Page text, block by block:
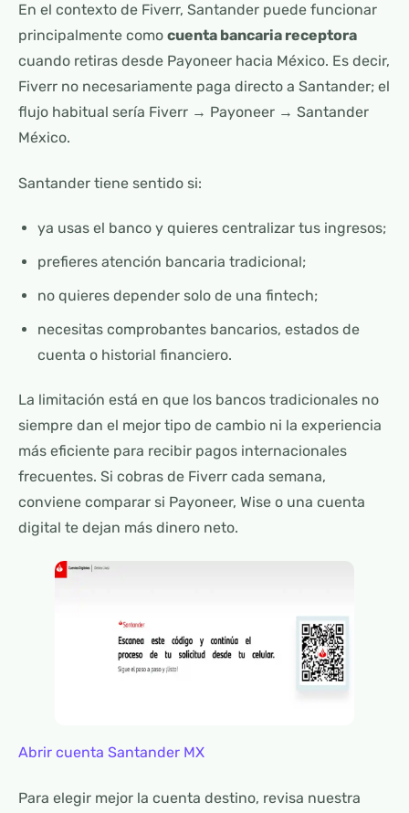
En el contexto de Fiverr, Santander puede funcionar
principalmente como cuenta bancaria receptora
cuando retiras desde Payoneer hacia México. Es decir,
Fiverr no necesariamente paga directo a Santander; el
flujo habitual sería Fiverr → Payoneer → Santander
México.
Santander tiene sentido si:
ya usas el banco y quieres centralizar tus ingresos;
prefieres atención bancaria tradicional;
no quieres depender solo de una fintech;
necesitas comprobantes bancarios, estados de
cuenta o historial financiero.
La limitación está en que los bancos tradicionales no
siempre dan el mejor tipo de cambio ni la experiencia
más eficiente para recibir pagos internacionales
frecuentes. Si cobras de Fiverr cada semana,
conviene comparar si Payoneer, Wise o una cuenta
digital te dejan más dinero neto.
Abrir cuenta Santander MX
Para elegir mejor la cuenta destino, revisa nuestra